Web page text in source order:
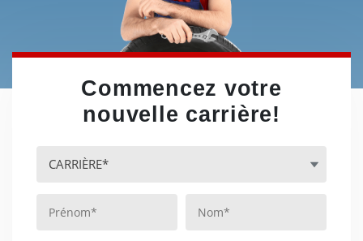
Commencez votre
nouvelle carrière!